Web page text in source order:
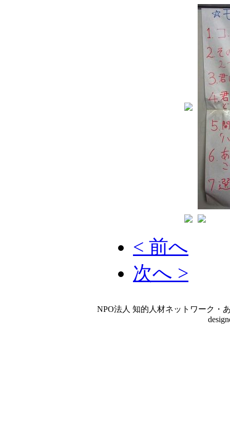
< 前へ
次へ >
NPO法人 知的人材ネットワーク・